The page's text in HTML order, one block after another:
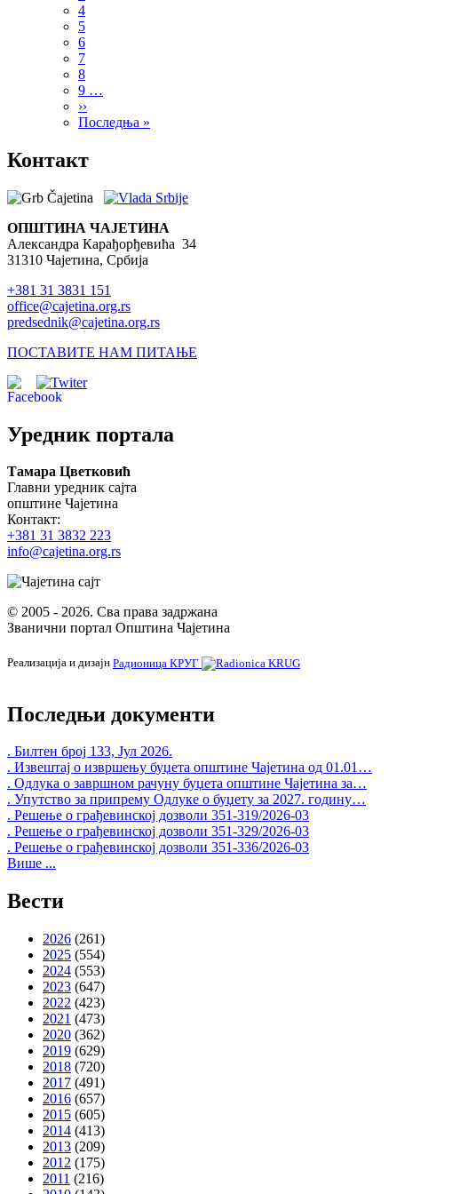
Page
4
Page
5
Page
6
Page
7
Page
8
Page
9 …
Next
page
››
Last
Последња »
Контакт
ОПШТИНА ЧАЈЕТИНА
Александра Карађорђевића 34
31310 Чајетина, Србија
+381 31 3831 151
office@cajetina.org.rs
predsednik@cajetina.org.rs
ПОСТАВИТЕ НАМ ПИТАЊЕ
Уредник портала
Тамара Цветковић
Главни уредник сајта
општине Чајетина
Контакт:
+381 31 3832 223
info@cajetina.org.rs
© 2005 - 2026. Сва права задржана
Званични портал Општина Чајетина
Реализација и дизајн Радионица КРУГ
Последњи документи
. Билтен број 133, Јул 2026.
. Извештај о извршењу буџета општине Чајетина од 01.01…
. Одлука о завршном рачуну буџета општине Чајетина за…
. Упутство за припрему Одлуке о буџету за 2027. годину…
. Решење о грађевинској дозволи 351-319/2026-03
. Решење о грађевинској дозволи 351-329/2026-03
. Решење о грађевинској дозволи 351-336/2026-03
Више ...
Вести
2026 (261)
2025 (554)
2024 (553)
2023 (647)
2022 (423)
2021 (473)
2020 (362)
2019 (629)
2018 (720)
2017 (491)
2016 (657)
2015 (605)
2014 (413)
2013 (209)
2012 (175)
2011 (216)